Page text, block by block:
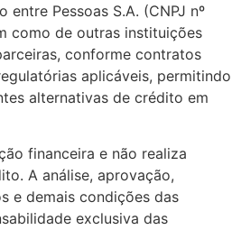
entre Pessoas S.A. (CNPJ nº
como de outras instituições
conforme contratos
aplicáveis, permitindo
alternativas de crédito em
financeira e não realiza
A análise, aprovação,
e demais condições das
exclusiva das